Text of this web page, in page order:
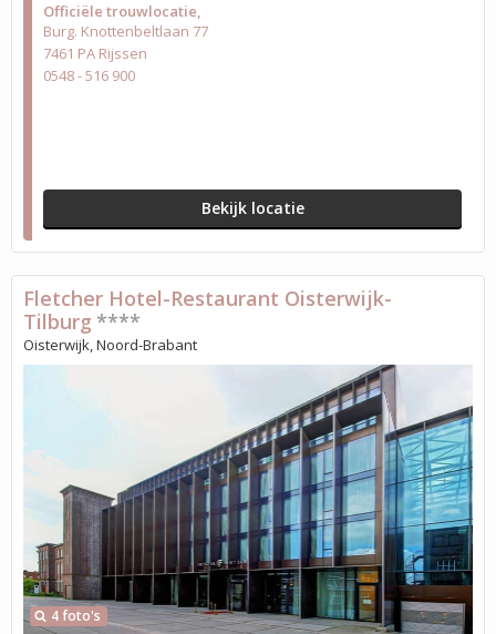
Officiële trouwlocatie
Burg. Knottenbeltlaan 77
7461 PA Rijssen
0548 - 516 900
Bekijk locatie
4 foto's
Fletcher Hotel-Restaurant Oisterwijk-
Tilburg ****
Oisterwijk, Noord-Brabant